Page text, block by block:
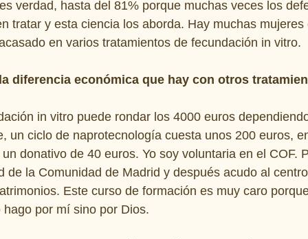
verdad, hasta del 81% porque muchas veces los
tratar y esta ciencia los aborda. Hay muchas
en varios tratamientos de fecundación in vitro.
diferencia económica que hay con otros
in vitro puede rondar los 4000 euros
un ciclo de naprotecnología cuesta unos 200 euros,
donativo de 40 euros. Yo soy voluntaria en el COF.
de la Comunidad de Madrid y después acudo al
Este curso de formación es muy caro
por mí sino por Dios.